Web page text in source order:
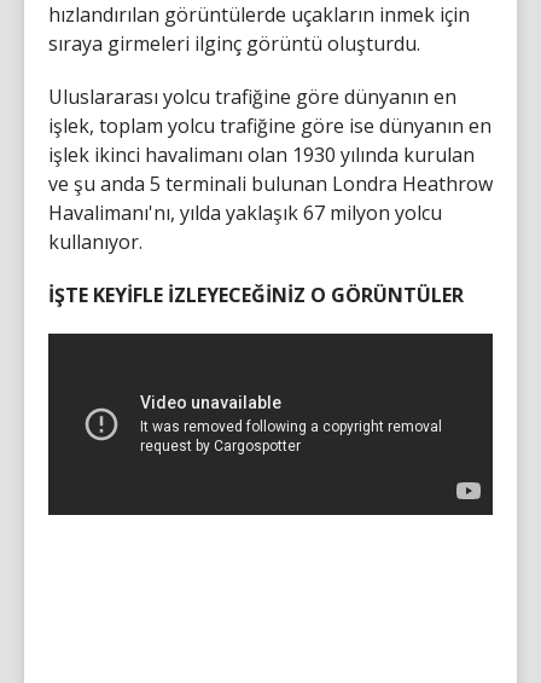
hızlandırılan görüntülerde uçakların inmek için
sıraya girmeleri ilginç görüntü oluşturdu.
Uluslararası yolcu trafiğine göre dünyanın en
işlek, toplam yolcu trafiğine göre ise dünyanın en
işlek ikinci havalimanı olan 1930 yılında kurulan
ve şu anda 5 terminali bulunan Londra Heathrow
Havalimanı'nı, yılda yaklaşık 67 milyon yolcu
kullanıyor.
İŞTE KEYİFLE İZLEYECEĞİNİZ O GÖRÜNTÜLER